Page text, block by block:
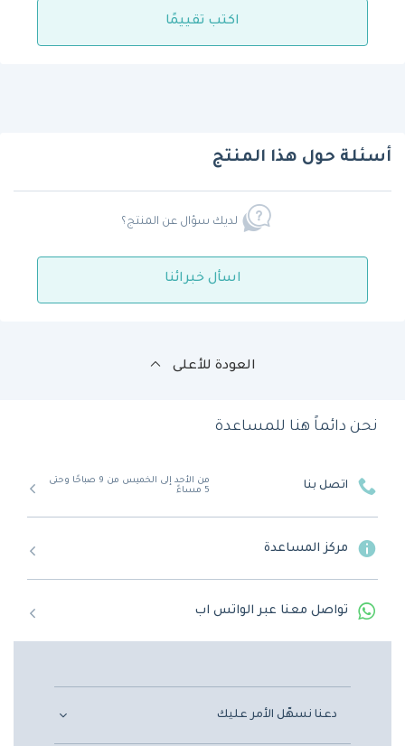
اكتب تقييمًا
أسئلة حول هذا المنتج
لديك سؤال عن المنتج؟
اسأل خبرائنا
العودة للأعلى
نحن دائماً هنا للمساعدة
اتصل بنا
من الأحد إلى الخميس من 9 صباحًا وحتى
5 مساءً
مركز المساعدة
تواصل معنا عبر الواتس اب
دعنا نسهّل الأمر عليك